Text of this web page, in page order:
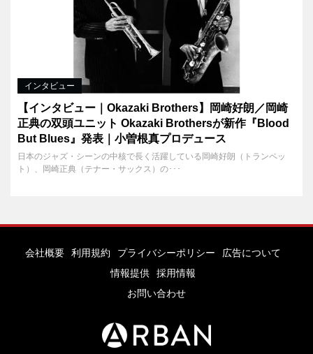
インタビュー
【インタビュー｜Okazaki Brothers】岡崎好朗／岡崎
正典の双頭ユニット Okazaki Brothersが新作『Blood
But Blues』発表｜小曽根真プロデュース
日本のジャズ・シーンの中核で長く活躍している岡崎好朗（トランペッ
ト）、岡崎正典（テナー・サックス）の･･･
会社概要 利用規約 プライバシーポリシー
広告について
情報提供
採用情報
お問い合わせ